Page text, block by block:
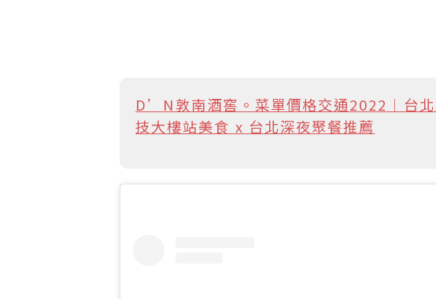
D’N敦南酒窖。菜單價格交通2022︱台
技大樓站美食 x 台北深夜聚餐推薦